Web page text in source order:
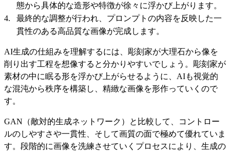
態から具体的な造形や特徴が徐々に浮かび上がります。
最終的な調整が行われ、プロンプトの内容を反映した一
貫性のある高品質な画像が完成します。
AI生成の仕組みを理解するには、彫刻家が大理石から像を
削り出す工程を想像すると分かりやすいでしょう。彫刻家が
素材の中に眠る形を浮かび上がらせるように、AIも視覚的
な混沌から秩序を構築し、精緻な画像を形作っていくので
す。
GAN（敵対的生成ネットワーク）と比較して、コントロー
ルのしやすさや一貫性、そして画質の面で極めて優れていま
す。段階的に画像を洗練させていくプロセスにより、生成の